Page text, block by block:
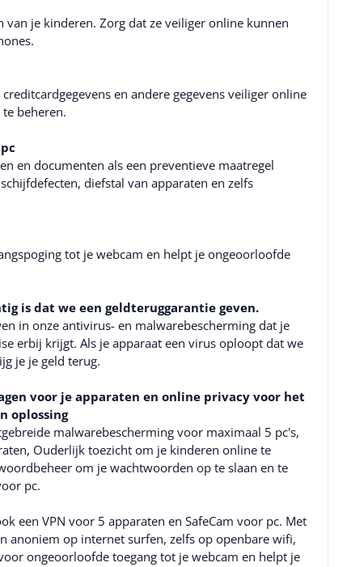
van je kinderen. Zorg dat ze veiliger online kunnen
en andere gegevens veiliger online
beheren.
en documenten als een preventieve maatregel
diefstal van apparaten en zelfs
tot je webcam en helpt je ongeoorloofde
is dat we een geldteruggarantie geven.
in onze antivirus- en malwarebescherming dat je
erbij krijgt. Als je apparaat een virus oploopt dat we
je je geld terug.
voor je apparaten en online privacy voor het
oplossing
malwarebescherming voor maximaal 5 pc's,
Ouderlijk toezicht om je kinderen online te
om je wachtwoorden op te slaan en te
pc.
een VPN voor 5 apparaten en SafeCam voor pc. Met
anoniem op internet surfen, zelfs op openbare wifi,
ongeoorloofde toegang tot je webcam en helpt je